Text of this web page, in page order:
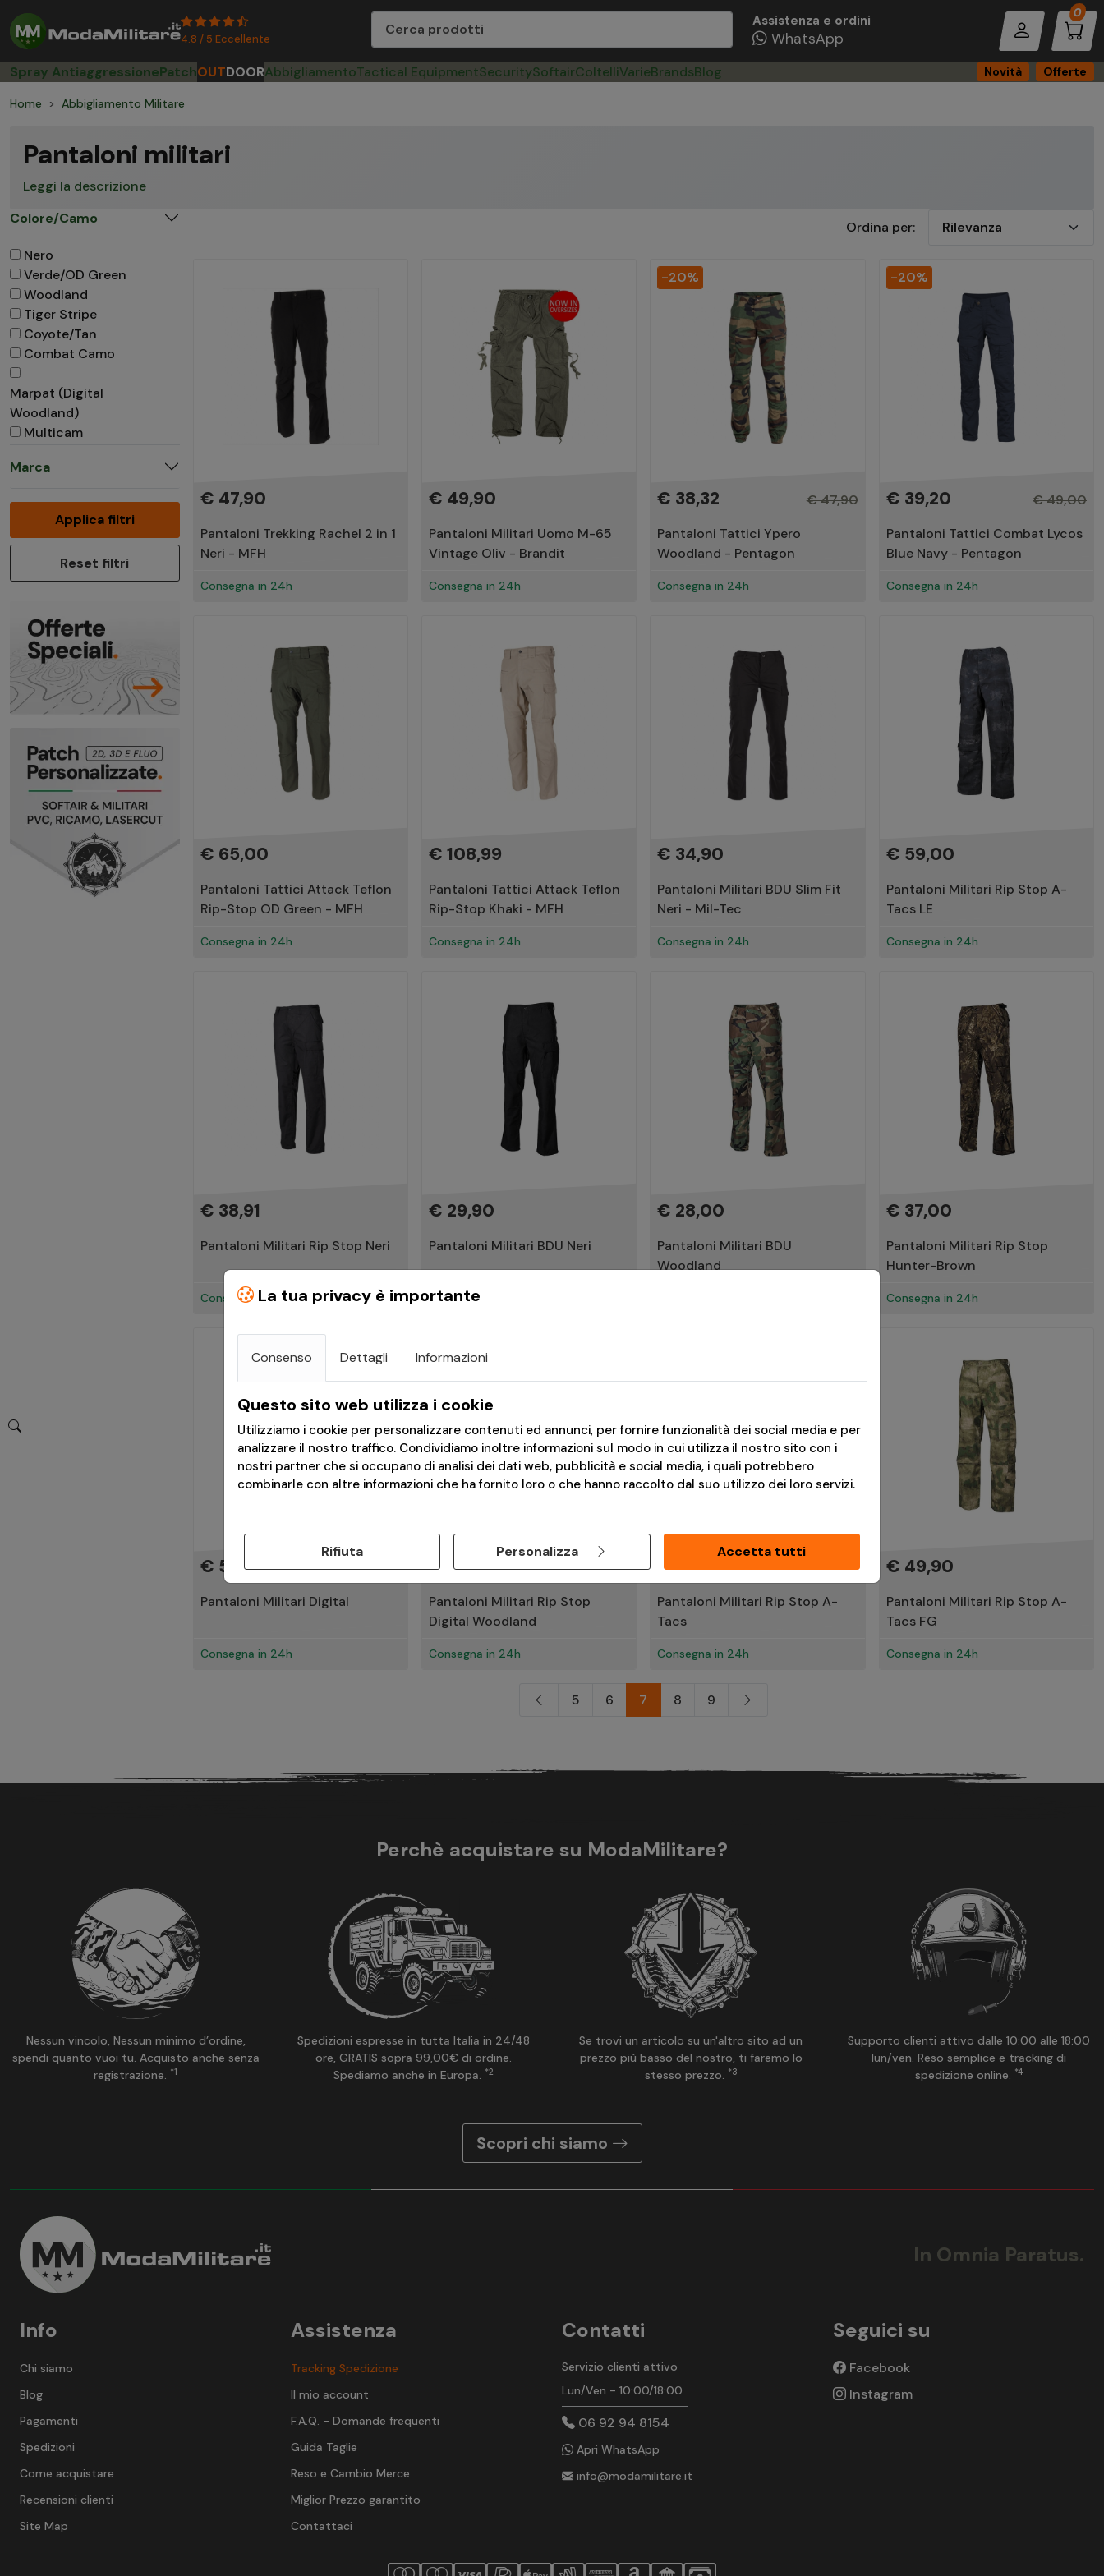
4.8 / 5 Eccellente
Assistenza e ordini
WhatsApp
0
Spray AntiaggressionePatchOUTDOORAbbigliamentoTactical EquipmentSecuritySoftairColtelliVarieBrandsBlog Novità Offerte
Home Abbigliamento Militare
Pantaloni militari
Leggi la descrizione
Ordina per:
€ 47,90
Pantaloni Trekking Rachel 2 in 1
Neri - MFH
Consegna in 24h
€ 49,90
Pantaloni Militari Uomo M-65
Vintage Oliv - Brandit
Consegna in 24h
-20%
€ 38,32
€ 47,90
Pantaloni Tattici Ypero
Woodland - Pentagon
Consegna in 24h
-20%
€ 39,20
€ 49,00
Pantaloni Tattici Combat Lycos
Blue Navy - Pentagon
Consegna in 24h
€ 65,00
Pantaloni Tattici Attack Teflon
Rip-Stop OD Green - MFH
Consegna in 24h
€ 108,99
Pantaloni Tattici Attack Teflon
Rip-Stop Khaki - MFH
Consegna in 24h
€ 34,90
Pantaloni Militari BDU Slim Fit
Neri - Mil-Tec
Consegna in 24h
€ 59,00
Pantaloni Militari Rip Stop A-
Tacs LE
Consegna in 24h
€ 38,91
Pantaloni Militari Rip Stop Neri
Consegna in 24h
€ 29,90
Pantaloni Militari BDU Neri
Consegna in 24h
€ 28,00
Pantaloni Militari BDU
Woodland
€ 37,00
Pantaloni Militari Rip Stop
Hunter-Brown
Consegna in 24h
€ 55,00
Pantaloni Militari Digital
Consegna in 24h
€ 55,00
Pantaloni Militari Rip Stop
Digital Woodland
Consegna in 24h
€ 55,00
Pantaloni Militari Rip Stop A-
Tacs
Consegna in 24h
€ 49,90
Pantaloni Militari Rip Stop A-
Tacs FG
Consegna in 24h
5 6 7 8 9
Colore/Camo
Nero
Verde/OD Green
Woodland
Tiger Stripe
Coyote/Tan
Combat Camo
Marpat (Digital
Woodland)
Multicam
A-Tacs FG
Lizard Camo
Khaki/Sand
Blue Navy
Desert 3 colori
A-Tacs LE
Nightcamo
CZ Camo
Flecktarn
Skyblue
Kryptek Typhon
Kryptek Highlander
Denim
Taiga Green
Grassman
Arid Flecktarn
Multicam Arid
AT-Digital
Earth Brown / Black A
Crimson Sky / Ash Grey
Cloud Grey / Ash Grey A
OD Green
Ukraine MM-14
Rhodesian Brushstroke
Duck Hunter
Marca
Applica filtri
Reset filtri
Perchè acquistare su ModaMilitare?
Nessun vincolo, Nessun minimo d’ordine,
spendi quanto vuoi tu. Acquisto anche senza
registrazione. *1
Spedizioni espresse in tutta Italia in 24/48
ore, GRATIS sopra 99,00€ di ordine.
Spediamo anche in Europa. *2
Se trovi un articolo su un'altro sito ad un
prezzo più basso del nostro, ti faremo lo
stesso prezzo. *3
Supporto clienti attivo dalle 10:00 alle 18:00
lun/ven. Reso semplice e tracking di
spedizione online. *4
Scopri chi siamo
In Omnia Paratus.
Info
Chi siamo
Blog
Pagamenti
Spedizioni
Come acquistare
Recensioni clienti
Site Map
Assistenza
Tracking Spedizione
Il mio account
F.A.Q. - Domande frequenti
Guida Taglie
Reso e Cambio Merce
Miglior Prezzo garantito
Contattaci
Contatti
Servizio clienti attivo
Lun/Ven - 10:00/18:00
06 92 94 8154
Apri WhatsApp
info@modamilitare.it
Seguici su
Facebook
Instagram
La tua privacy è importante
Consenso Dettagli Informazioni
Questo sito web utilizza i cookie
Utilizziamo i cookie per personalizzare contenuti ed annunci, per fornire funzionalità dei social media e per
analizzare il nostro traffico. Condividiamo inoltre informazioni sul modo in cui utilizza il nostro sito con i
nostri partner che si occupano di analisi dei dati web, pubblicità e social media, i quali potrebbero
combinarle con altre informazioni che ha fornito loro o che hanno raccolto dal suo utilizzo dei loro servizi.
Accetta tutti
Personalizza
Rifiuta